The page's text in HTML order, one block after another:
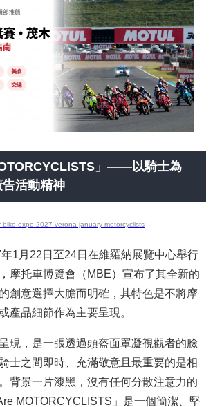
」——以騎士為
活動精神
1月22日至24日在維羅納展覽中心舉行
摩托車博覽會（MBE）宣布了其全新的
創意選擇大膽而明確，其特色是不將摩
產品細節作為主要呈現。
現，是一張透過頭盔面罩凝視觀者的臉
士之間即時、充滿敬意且最重要的是相
背景一片漆黑，沒有任何分散注意力的
MOTORCYCLISTS」是一個簡潔、堅